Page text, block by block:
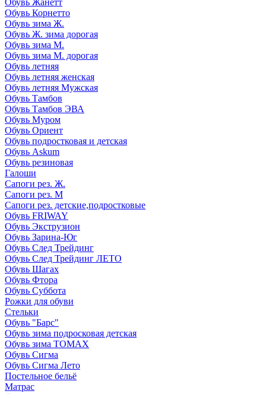
Обувь Жанетт
Обувь Корнетто
Обувь зима Ж.
Обувь Ж. зима дорогая
Обувь зима М.
Обувь зима М. дорогая
Обувь летняя
Обувь летняя женская
Обувь летняя Мужская
Обувь Тамбов
Обувь Тамбов ЭВА
Обувь Муром
Обувь Ориент
Обувь подростковая и детская
Обувь Askum
Обувь резиновая
Галоши
Сапоги рез. Ж.
Сапоги рез. М
Сапоги рез. детские,подростковые
Обувь FRIWAY
Обувь Экструзион
Обувь Зарина-Юг
Обувь След Трейдинг
Обувь След Трейдинг ЛЕТО
Обувь Шагах
Обувь Фтора
Обувь Суббота
Рожки для обуви
Стельки
Обувь "Барс"
Обувь зима подросковая детская
Обувь зима ТОМАХ
Обувь Сигма
Обувь Сигма Лето
Постельное бельё
Матрас